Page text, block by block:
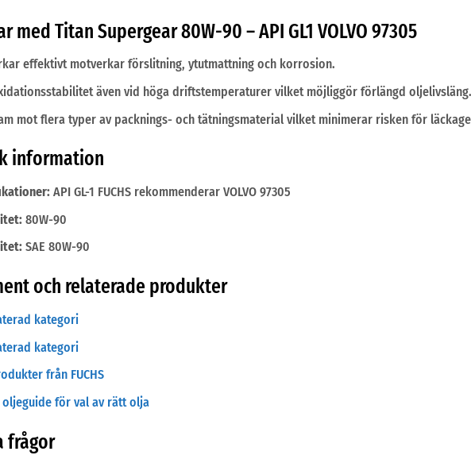
med Titan Supergear 80W-90 – API GL1 VOLVO 97305
effektivt motverkar förslitning, ytutmattning och korrosion.
även vid höga driftstemperaturer vilket möjliggör förlängd oljelivsläng.
mot flera typer av packnings- och tätningsmaterial vilket minimerar risken för läckage
information
API GL-1 FUCHS rekommenderar VOLVO 97305
80W-90
SAE 80W-90
och relaterade produkter
kategori
kategori
från FUCHS
oljeguide för val av rätt olja
frågor